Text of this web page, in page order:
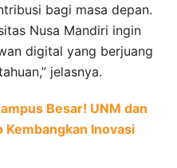
bagi masa depan.
Nusa Mandiri ingin
digital yang berjuang
jelasnya.
Besar! UNM dan
Inovasi